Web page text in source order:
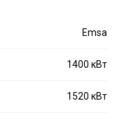
Emsa
1400 кВт
1520 кВт